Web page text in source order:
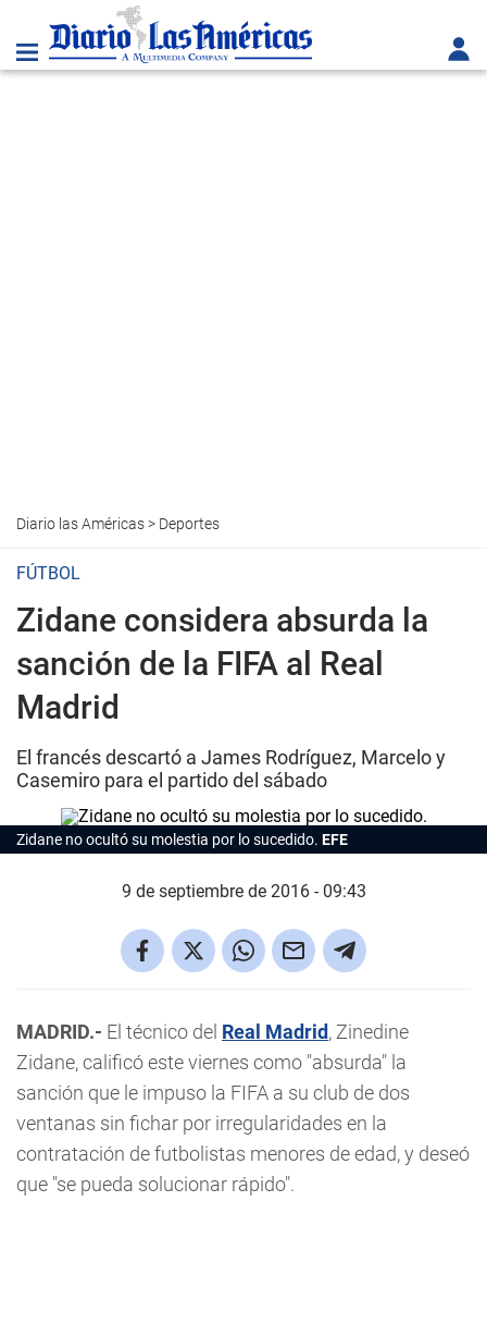
Diario las Américas> Deportes
FÚTBOL
Zidane considera absurda la
sanción de la FIFA al Real
Madrid
El francés descartó a James Rodríguez, Marcelo y
Casemiro para el partido del sábado
Zidane no ocultó su molestia por lo sucedido. EFE
9 de septiembre de 2016 - 09:43
MADRID.- El técnico del Real Madrid, Zinedine
Zidane, calificó este viernes como "absurda" la
sanción que le impuso la FIFA a su club de dos
ventanas sin fichar por irregularidades en la
contratación de futbolistas menores de edad, y deseó
que "se pueda solucionar rápido".